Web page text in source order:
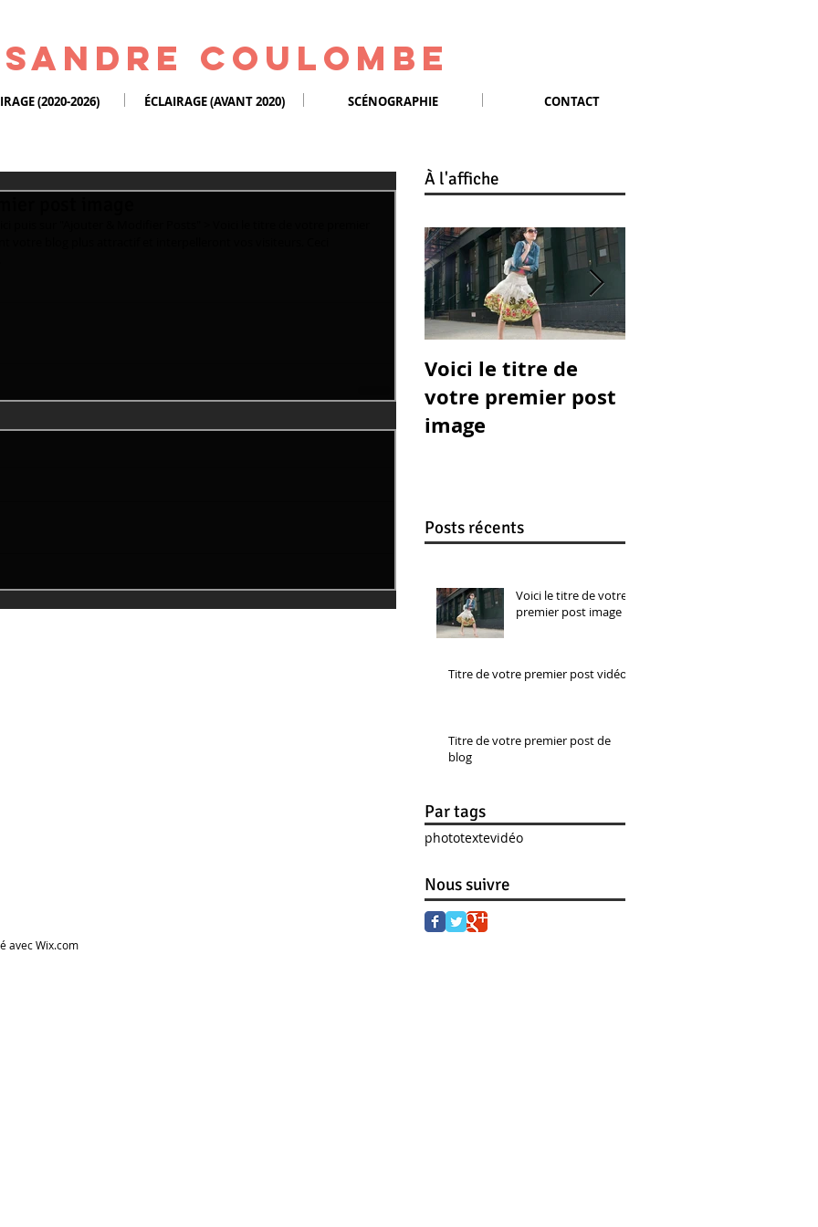
Coulombe
(2020-2026) ÉCLAIRAGE (AVANT 2020) SCÉNOGRAPHIE CONTACT
À l'affiche
Voici le titre de
votre premier post
image
Posts récents
Voici le titre de votre
premier post image
Titre de votre premier post vidéo
Titre de votre premier post de
blog
Par tags
phototextevidéo
Nous suivre
avecWix.com